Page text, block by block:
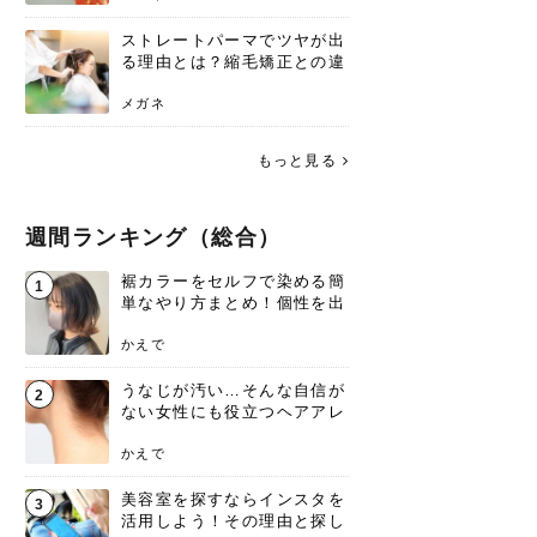
ストレートパーマでツヤが出
る理由とは？縮毛矯正との違
メガネ
もっと見る
週間ランキング（総合）
1
裾カラーをセルフで染める簡
単なやり方まとめ！個性を出
かえで
2
うなじが汚い…そんな自信が
ない女性にも役立つヘアアレ
かえで
3
美容室を探すならインスタを
活用しよう！その理由と探し